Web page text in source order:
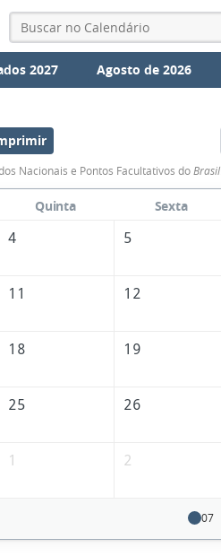
2027 Agosto de 2026
Nacionais e Pontos Facultativos doBrasil.
Quinta Sexta
4 5
11 12
18 19
25 26
1 2
07